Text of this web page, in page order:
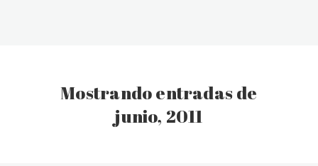
Mostrando entradas de
junio, 2011